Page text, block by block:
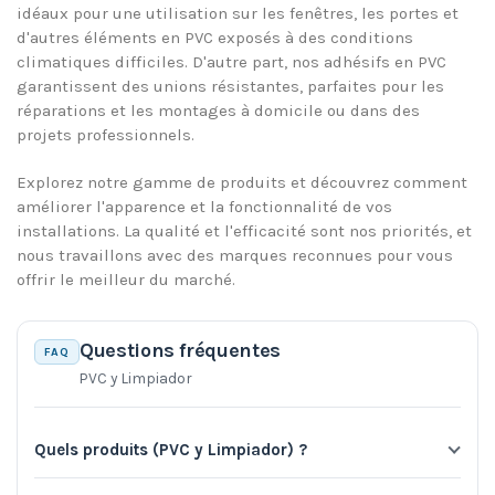
idéaux pour une utilisation sur les fenêtres, les portes et
d'autres éléments en PVC exposés à des conditions
climatiques difficiles. D'autre part, nos adhésifs en PVC
garantissent des unions résistantes, parfaites pour les
réparations et les montages à domicile ou dans des
projets professionnels.
Explorez notre gamme de produits et découvrez comment
améliorer l'apparence et la fonctionnalité de vos
installations. La qualité et l'efficacité sont nos priorités, et
nous travaillons avec des marques reconnues pour vous
offrir le meilleur du marché.
FAQ Questions fréquentes
PVC y Limpiador
Quels produits (PVC y Limpiador) ?